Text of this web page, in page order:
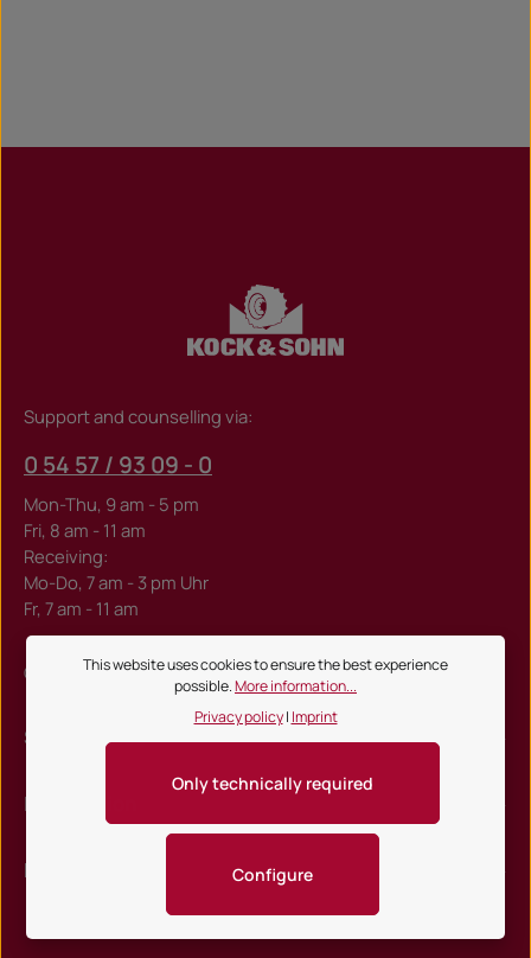
Stollen, die an der Schulter
Support and counselling via:
0 54 57 / 93 09 - 0
Mon-Thu, 9 am - 5 pm
Fri, 8 am - 11 am
Receiving:
Mo-Do, 7 am - 3 pm Uhr
Fr, 7 am - 11 am
Or via ourcontact form.
Shop service
Information
Newsletter
This website uses cookies to ensure the best experience
possible.More information...
Privacy policy| Imprint
Only technically required
Configure